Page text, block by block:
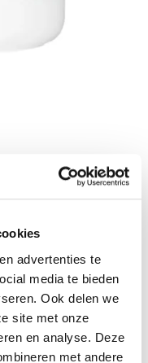
advertenties te
media te bieden
Ook delen we
site met onze
en analyse. Deze
met andere
creme -
Ginseng heeft hypo-
ruwe, schrale, rode,
tegen het
crème zeer geschikt